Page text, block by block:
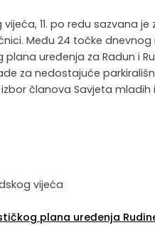
11. po redu sazvana
Među 24 točke
uređenja za Radun i
za nedostajuće
članova Savjeta mladih
vijeća
plana uređenja